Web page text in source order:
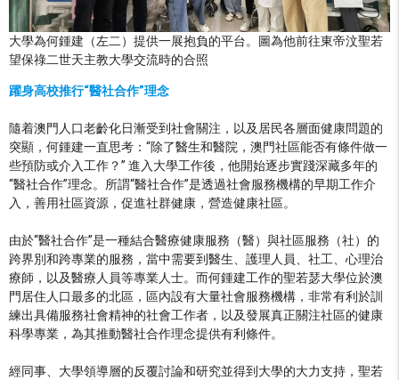
大學為何鍾建（左二）提供一展抱負的平台。圖為他前往東帝汶聖若
望保祿二世天主教大學交流時的合照
躍身高校推行“醫社合作”理念
隨着澳門人口老齡化日漸受到社會關注，以及居民各層面健康問題的
突顯，何鍾建一直思考：“除了醫生和醫院，澳門社區能否有條件做一
些預防或介入工作？” 進入大學工作後，他開始逐步實踐深藏多年的
“醫社合作”理念。所謂“醫社合作”是透過社會服務機構的早期工作介
入，善用社區資源，促進社群健康，營造健康社區。
由於“醫社合作”是一種結合醫療健康服務（醫）與社區服務（社）的
跨界別和跨專業的服務，當中需要到醫生、護理人員、社工、心理治
療師，以及醫療人員等專業人士。而何鍾建工作的聖若瑟大學位於澳
門居住人口最多的北區，區內設有大量社會服務機構，非常有利於訓
練出具備服務社會精神的社會工作者，以及發展真正關注社區的健康
科學專業，為其推動醫社合作理念提供有利條件。
經同事、大學領導層的反覆討論和研究並得到大學的大力支持，聖若